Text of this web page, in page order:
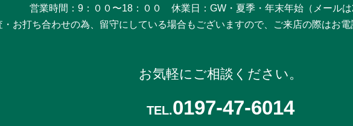
営業時間：9：００〜18：００ 休業日：GW・夏季・年末年始（メールは
お打ち合わせの為、留守にしている場合もございますので、ご来店の際はお電
お気軽にご相談ください。
TEL.0197-47-6014